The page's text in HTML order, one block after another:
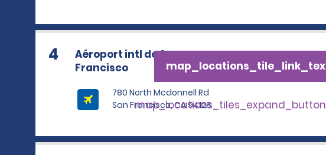
4
Aéroport intl de San
Francisco
780 North Mcdonnell Rd
San Francisco, CA 94128
map_locations_tiles_expand_button